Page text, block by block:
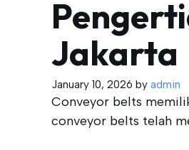
Jakarta
January 10, 2026 by admin
Conveyor belts
conveyor belts telah